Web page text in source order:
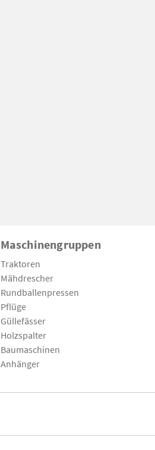
Maschinengruppen
Traktoren
Mähdrescher
Rundballenpressen
Pflüge
Güllefässer
Holzspalter
Baumaschinen
Anhänger